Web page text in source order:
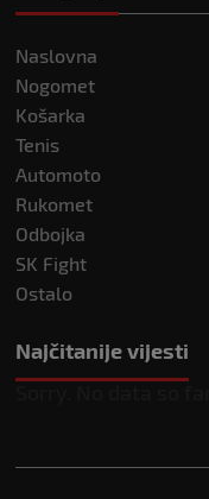
Naslovna
Nogomet
Košarka
Tenis
Automoto
Rukomet
Odbojka
SK Fight
Ostalo
Najčitanije vijesti